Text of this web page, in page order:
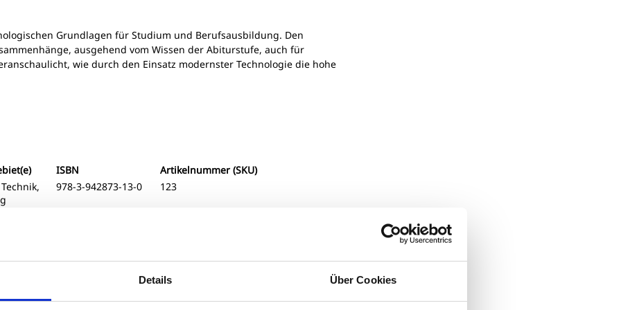
Details Über Cookies
Grundlagen für Studium und Berufsausbildung. Den
ausgehend vom Wissen der Abiturstufe, auch für
wie durch den Einsatz modernster Technologie die hohe
ISBN
978-3-942873-13-0
Artikelnummer (SKU)
123